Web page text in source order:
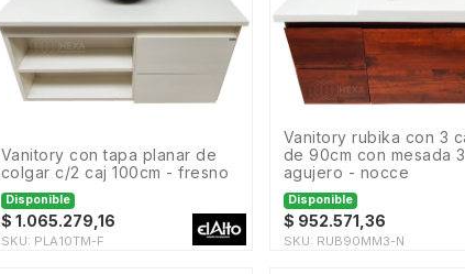
vanitory con tapa planar de
colgar c/2 caj 100cm - fresno
Disponible
$ 1.065.279,16
SKU: PLA10TM-F
vanitory rubika con 3 cajones
de 90cm con mesada 3
agujero - nocce
Disponible
$ 952.571,36
SKU: RUB90MM3-N